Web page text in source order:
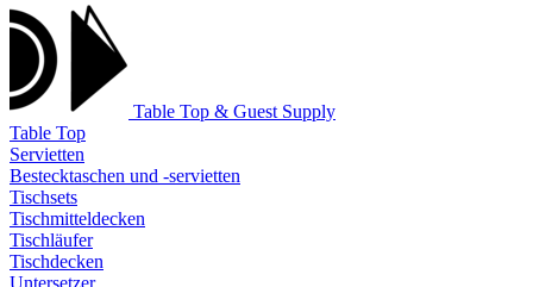
Table Top & Guest Supply
Table Top
Servietten
Bestecktaschen und -servietten
Tischsets
Tischmitteldecken
Tischläufer
Tischdecken